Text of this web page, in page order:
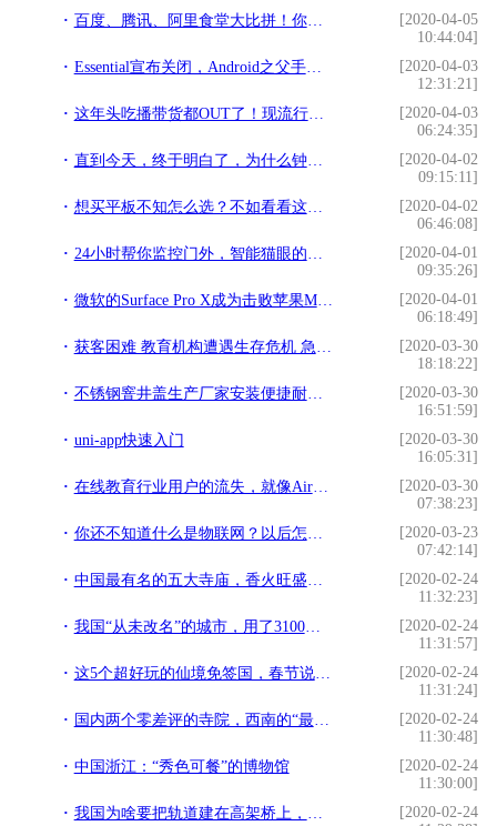
百度、腾讯、阿里食堂大比拼！你和他们只隔了张饭卡的距离
[2020-04-05
10:44:04]
Essential宣布关闭，Android之父手机梦碎！问巨头壁垒谁能再突破？
[2020-04-03
12:31:21]
这年头吃播带货都OUT了！现流行看“课播”涨姿势
[2020-04-03
06:24:35]
直到今天，终于明白了，为什么钟南山院士要给京东写感谢信？
[2020-04-02
09:15:11]
想买平板不知怎么选？不如看看这些畅销平板吧
[2020-04-02
06:46:08]
24小时帮你监控门外，智能猫眼的真面目居然是门神
[2020-04-01
09:35:26]
微软的Surface Pro X成为击败苹果Macbook Pro的关键
[2020-04-01
06:18:49]
获客困难 教育机构遭遇生存危机 急转线上能否化险为夷？
[2020-03-30
18:18:22]
不锈钢窨井盖生产厂家安装便捷耐老化寿命长价格低
[2020-03-30
16:51:59]
uni-app快速入门
[2020-03-30
16:05:31]
在线教育行业用户的流失，就像AirPods变成Air那样快
[2020-03-30
07:38:23]
你还不知道什么是物联网？以后怎么活？
[2020-03-23
07:42:14]
中国最有名的五大寺庙，香火旺盛，很多人都来祈求好运
[2020-02-24
11:32:23]
我国“从未改名”的城市，用了3100多年，中国史上绝无仅有
[2020-02-24
11:31:57]
这5个超好玩的仙境免签国，春节说走就走！现在计划还来得及
[2020-02-24
11:31:24]
国内两个零差评的寺院，西南的“最文艺”，华东的“最清净”
[2020-02-24
11:30:48]
中国浙江：“秀色可餐”的博物馆
[2020-02-24
11:30:00]
我国为啥要把轨道建在高架桥上，看看人家国外的火车，你就秒懂了
[2020-02-24